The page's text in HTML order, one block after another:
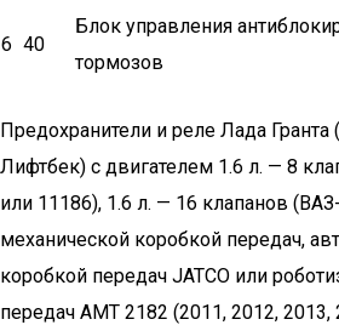
6 40
Блок управления
тормозов
Предохранители и реле Лада
Лифтбек) с двигателем 1.6 л. — 8
или 11186), 1.6 л. — 16 клапанов
механической коробкой передач,
коробкой передач JATCO или
передач АМТ 2182 (2011, 2012, 2013,